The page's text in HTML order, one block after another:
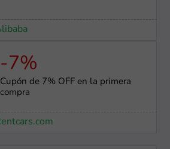
-7%
Cupón de 7% OFF en la primera
compra